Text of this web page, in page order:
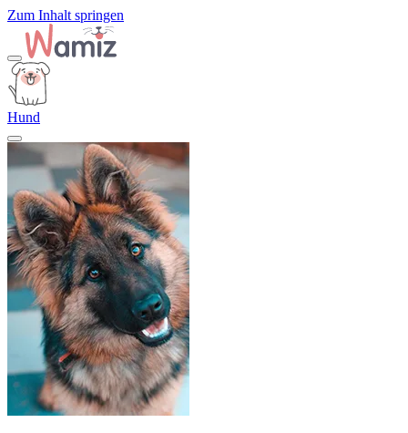
Zum Inhalt springen
Hund